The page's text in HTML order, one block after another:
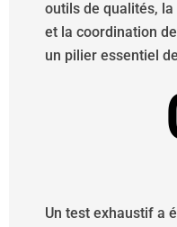
outils de qualités,
et la coordination
un pilier essentiel
Un test exhaustif a